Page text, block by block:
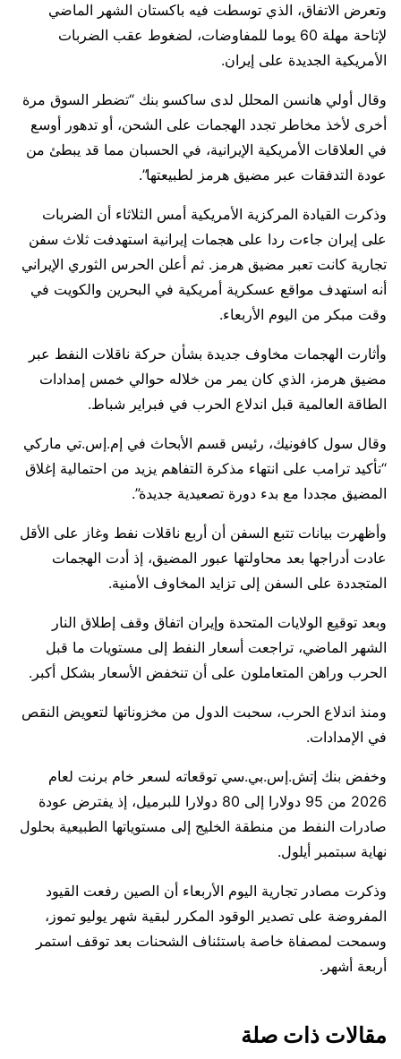
وتعرض الاتفاق، الذي توسطت فيه باكستان الشهر الماضي
لإتاحة مهلة ​60 يوما للمفاوضات، لضغوط عقب الضربات
الأمريكية الجديدة على إيران.
وقال أولي هانسن المحلل لدى ساكسو بنك “تضطر السوق مرة
أخرى لأخذ مخاطر تجدد الهجمات على الشحن، أو تدهور أوسع
في العلاقات الأمريكية الإيرانية، في الحسبان مما قد يبطئ من
عودة التدفقات عبر مضيق هرمز لطبيعتها”.
وذكرت القيادة المركزية الأمريكية أمس الثلاثاء أن الضربات
على إيران جاءت ​ردا على هجمات إيرانية استهدفت ثلاث سفن
تجارية كانت تعبر مضيق هرمز. ثم أعلن الحرس ​الثوري الإيراني
أنه استهدف مواقع عسكرية أمريكية في البحرين والكويت في
وقت مبكر من اليوم الأربعاء.
وأثارت الهجمات مخاوف ‌جديدة بشأن ⁠حركة ناقلات النفط عبر
مضيق هرمز، الذي كان يمر من خلاله حوالي خمس إمدادات
الطاقة العالمية قبل اندلاع الحرب في فبراير شباط.
وقال سول كافونيك، رئيس قسم الأبحاث في إم.إس.تي ماركي
“تأكيد ترامب على انتهاء مذكرة التفاهم يزيد من احتمالية إغلاق
المضيق مجددا مع بدء دورة تصعيدية جديدة”.
وأظهرت بيانات تتبع ​السفن أن أربع ناقلات ​نفط وغاز على ⁠الأقل
عادت أدراجها بعد محاولتها عبور المضيق، إذ أدت الهجمات
المتجددة على السفن إلى تزايد المخاوف الأمنية.
وبعد توقيع الولايات المتحدة وإيران اتفاق وقف إطلاق النار
الشهر الماضي، تراجعت أسعار النفط إلى مستويات ما قبل
الحرب وراهن المتعاملون على ⁠أن تنخفض الأسعار بشكل أكبر.
ومنذ اندلاع الحرب، سحبت الدول من مخزوناتها لتعويض النقص
في الإمدادات.
وخفض بنك إتش.إس.بي.سي توقعاته لسعر خام برنت لعام
2026 من 95 دولارا إلى 80 دولارا للبرميل، إذ يفترض عودة
صادرات ⁠النفط ​من منطقة الخليج إلى مستوياتها الطبيعية بحلول
نهاية سبتمبر أيلول.
وذكرت ​مصادر تجارية اليوم الأربعاء أن الصين رفعت القيود
المفروضة على تصدير الوقود المكرر لبقية شهر يوليو تموز،
وسمحت لمصفاة خاصة ​باستئناف الشحنات بعد توقف استمر
أربعة أشهر.
مقالات ذات صلة